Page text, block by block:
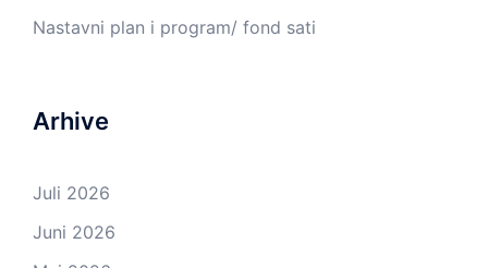
Nastavni plan i program/ fond sati
Arhive
Juli 2026
Juni 2026